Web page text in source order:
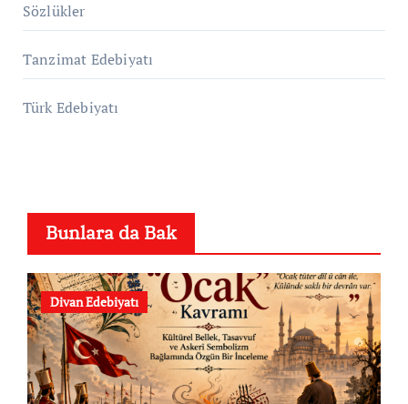
Sözlükler
Tanzimat Edebiyatı
Türk Edebiyatı
Bunlara da Bak
Divan Edebiyatı